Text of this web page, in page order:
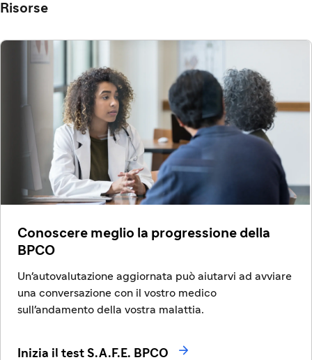
Risorse
Conoscere meglio la progressione della
BPCO
Un'autovalutazione aggiornata può aiutarvi ad avviare
una conversazione con il vostro medico
sull'andamento della vostra malattia.
Inizia il test S.A.F.E. BPCO 